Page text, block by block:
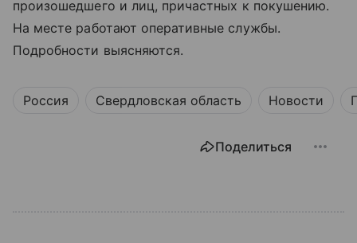
произошедшего и лиц, причастных к покушению.
На месте работают оперативные службы.
Подробности выясняются.
Россия Свердловская область Новости
Поделиться